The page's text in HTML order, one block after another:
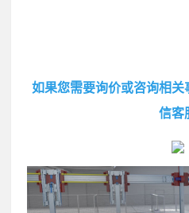
如果您需要询价或咨询相
信客